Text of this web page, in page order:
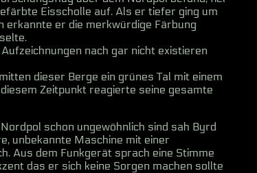
Eisscholle auf. Als er tiefer ging um
erkannte er die merkwürdige Färbung
nach gar nicht existieren
dieser Berge ein grünes Tal mit einem
Zeitpunkt reagierte seine gesamte
schon ungewöhnlich sind sah Byrd
unbekannte Maschine mit einer
Aus dem Funkgerät sprach eine Stimme
das er sich keine Sorgen machen sollte